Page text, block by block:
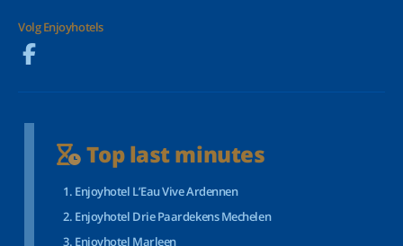
Volg Enjoyhotels
Top last minutes
Enjoyhotel L’Eau Vive Ardennen
Enjoyhotel Drie Paardekens Mechelen
Enjoyhotel Marleen